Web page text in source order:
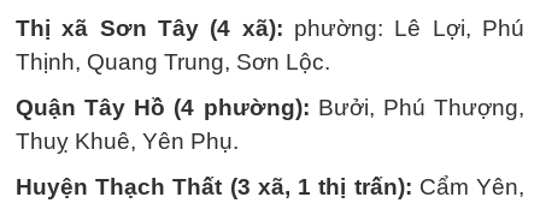
Thị xã Sơn Tây (4 xã): phường: Lê Lợi, Phú
Thịnh, Quang Trung, Sơn Lộc.
Quận Tây Hồ (4 phường): Bưởi, Phú Thượng,
Thuỵ Khuê, Yên Phụ.
Huyện Thạch Thất (3 xã, 1 thị trấn): Cẩm Yên,